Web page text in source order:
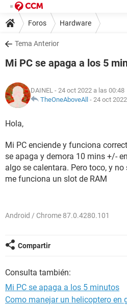
Foros Hardware
Tema Anterior
Mi PC se apaga a los 5
DAINEL - 24 oct 2022 a las 00:48
TheOneAboveAll - 24 oct
Hola,
Mi PC enciende y funciona
se apaga y demora 10 mins +/-
algo se calentara. Pero toco, y
me funciona un slot de RAM
Android / Chrome 87.0.4280.101
Compartir
Consulta también:
Mi PC se apaga a los 5 minutos
Como manejar un helicoptero en